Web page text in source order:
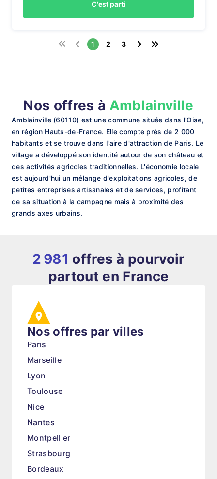
C'est parti
1 2 3
Nos offres à Amblainville
Amblainville (60110) est une commune située dans l'Oise,
en région Hauts-de-France. Elle compte près de 2 000
habitants et se trouve dans l'aire d'attraction de Paris. Le
village a développé son identité autour de son château et
des activités agricoles traditionnelles. L'économie locale
est aujourd'hui un mélange d'exploitations agricoles, de
petites entreprises artisanales et de services, profitant
de sa situation à la campagne mais à proximité des
grands axes urbains.
2 981 offres à pourvoir
partout en France
Nos offres par villes
Paris
Marseille
Lyon
Toulouse
Nice
Nantes
Montpellier
Strasbourg
Bordeaux